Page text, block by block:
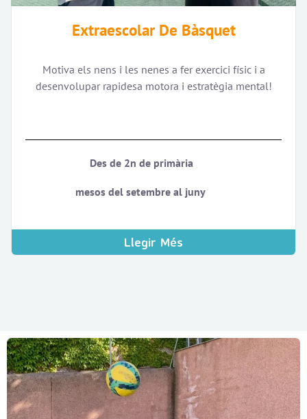
Extraescolar De Bàsquet
Motiva els nens i les nenes a fer exercici físic i a
desenvolupar rapidesa motora i estratègia mental!
Des de 2n de primària
mesos del setembre al juny
Llegir Més